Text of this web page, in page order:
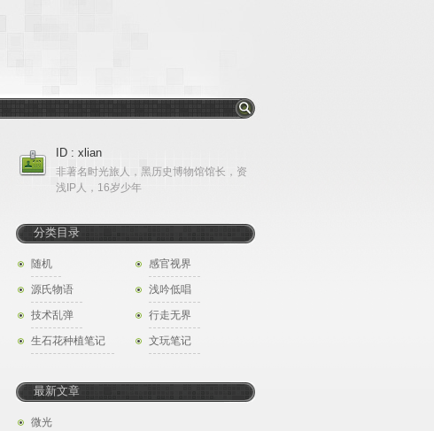
ID : xlian
非著名时光旅人，黑历史博物馆馆长，资
浅IP人，16岁少年
分类目录
随机 感官视界
源氏物语 浅吟低唱
技术乱弹 行走无界
生石花种植笔记 文玩笔记
最新文章
微光